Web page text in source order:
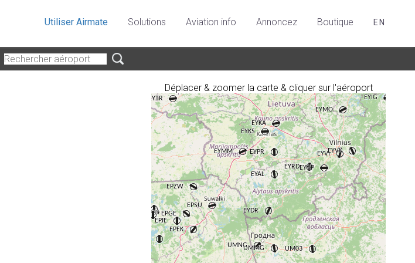
Utiliser Airmate Solutions Aviation info Annoncez Boutique EN
Déplacer & zoomer la carte & cliquer sur l'aéroport